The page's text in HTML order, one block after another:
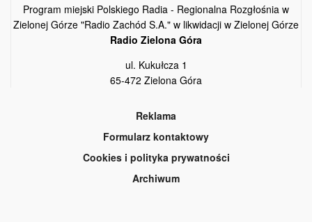
Program miejski Polskiego Radia - Regionalna Rozgłośnia w
Zielonej Górze "Radio Zachód S.A." w likwidacji w Zielonej Górze
Radio Zielona Góra
ul. Kukułcza 1
65-472 Zielona Góra
Reklama
Formularz kontaktowy
Cookies i polityka prywatności
Archiwum